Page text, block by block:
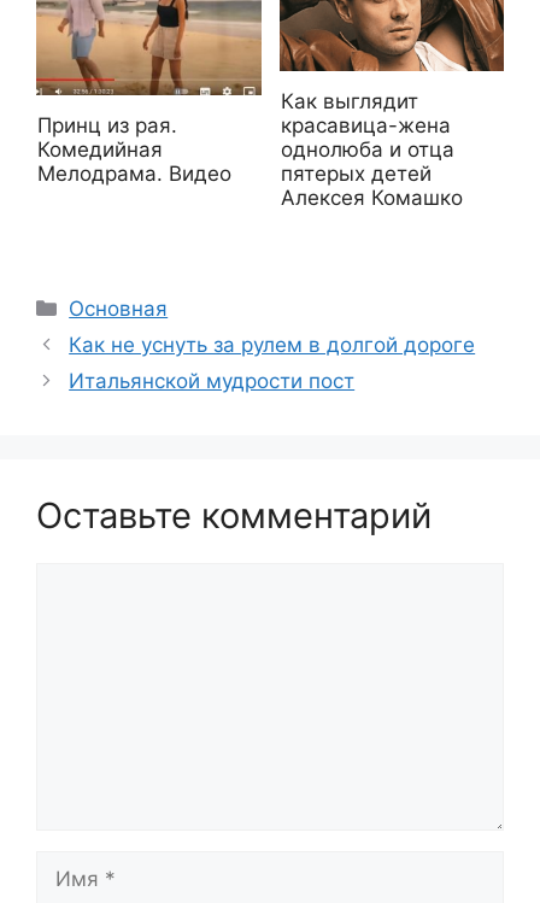
Принц из рая.
Комедийная
Мелодрама. Видео
Как выглядит
красавица-жена
однолюба и отца
пятерых детей
Алексея Комашко
Рубрики
Основная
Как не уснуть за рулем в долгой дороге
Итальянской мудрости пост
Оставьте комментарий
Имя